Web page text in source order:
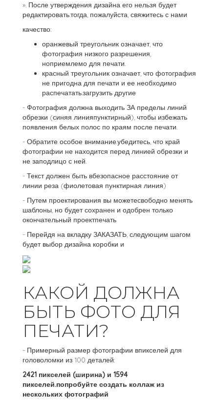
». После утверждения дизайна его нельзя будет
редактировать.тогда, пожалуйста, свяжитесь с нами
качество:
оранжевый треугольник означает, что
фотография низкого разрешения,
ноприемлемо для печати.
красный треугольник означает, что фотография
не пригодна для печати и ее необходимо
распечатать.загрузить другие
- Фотография должна выходить ЗА пределы линий
обрезки (синяя линияпунктирный), чтобы избежать
появления белых полос по краям после печати.
- Обратите особое внимание.убедитесь, что край
фотографии не находится перед линией обрезки и
не заподлицо с ней.
- Текст должен быть вбезопасное расстояние от
линии реза (фиолетовая пунктирная линия)
- Путем проектирования вы можетесвободно менять
шаблоны, но будет сохранен и одобрен только
окончательный проектпечать
- Перейдя на вкладку ЗАКАЗАТЬ, следующим шагом
будет выбор дизайна коробки и
КАКОЙ ДОЛЖНА
БЫТЬ ФОТО ДЛЯ
ПЕЧАТИ?
- Примерный размер фотографии впикселей для
головоломки из 100 деталей:
2421 пикселей (ширина) и 1594
пикселей.попробуйте создать коллаж из
нескольких фотографий